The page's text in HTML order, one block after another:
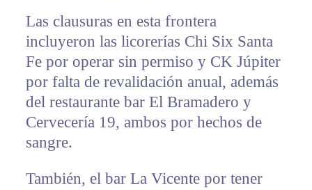
Las clausuras en esta frontera
incluyeron las licorerías Chi Six Santa
Fe por operar sin permiso y CK Júpiter
por falta de revalidación anual, además
del restaurante bar El Bramadero y
Cervecería 19, ambos por hechos de
sangre.
También, el bar La Vicente por tener